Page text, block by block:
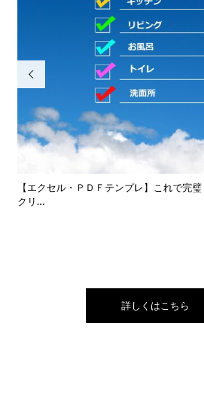

【エクセル・ＰＤＦテンプレ】これで完
クリ...
詳しくはこちら